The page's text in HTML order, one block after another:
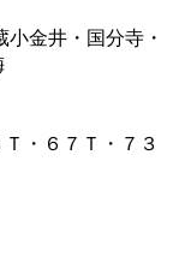
金井・国分寺・
・６７Ｔ・７３